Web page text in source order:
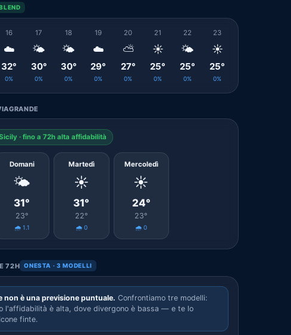
16
☁️
32°
0%
17
🌤️
30°
0%
18
🌤️
30°
0%
19
☁️
29°
0%
20
⛅
27°
0%
21
☀️
25°
0%
22
🌤️
25°
0%
23
☀️
25°
0%
· fino a 72h alta affidabilità
Domani
🌤️
31°
23°
🌧️ 1.1
Martedì
☀️
31°
22°
🌧️ 0
Mercoledì
☀️
24°
23°
🌧️ 0
72H ONESTA · 3 MODELLI
non è una previsione puntuale. Confrontiamo tre modelli:
l'affidabilità è alta, dove divergono è bassa — e te lo
finte.